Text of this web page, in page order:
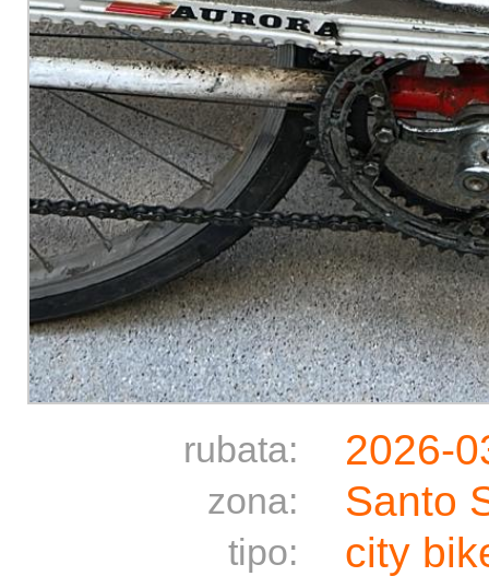
rubata: 2026-
zona: Santo
tipo: city